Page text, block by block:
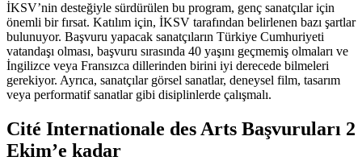
İKSV’nin desteğiyle sürdürülen bu program, genç sanatçılar için
önemli bir fırsat. Katılım için, İKSV tarafından belirlenen bazı şartlar
bulunuyor. Başvuru yapacak sanatçıların Türkiye Cumhuriyeti
vatandaşı olması, başvuru sırasında 40 yaşını geçmemiş olmaları ve
İngilizce veya Fransızca dillerinden birini iyi derecede bilmeleri
gerekiyor. Ayrıca, sanatçılar görsel sanatlar, deneysel film, tasarım
veya performatif sanatlar gibi disiplinlerde çalışmalı.
Cité Internationale des Arts Başvuruları 2
Ekim’e kadar